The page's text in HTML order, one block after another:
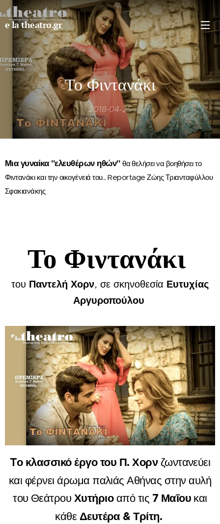
e la theatro.gr
Το Φιντανάκι
2018-04-25
Μια γυναίκα "ελευθέρων ηθών" θα θελήσει να βοηθήσει το
Φιντανάκι και την οικογένειά του... Reportage Ζώης Τριανταφύλλου
Σφακιανάκης
Το Φιντανάκι
του Παντελή Χορν, σε σκηνοθεσία Ευτυχίας
Αργυροπούλου
Tο κλασσικό έργο του Π. Χορνζωντανεύει
και φέρνει άρωμα παλιάς Αθήνας στην αυλή
του Θεάτρου Χυτήριο από τις 7 Μαΐου και
κάθεΔευτέρα & Τρίτη.